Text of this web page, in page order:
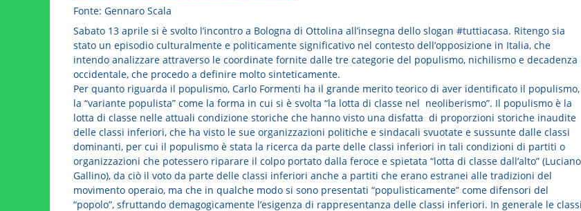
Fonte: Gennaro Scala
Sabato 13 aprile si è svolto l’incontro a Bologna di Ottolina all’insegna dello slogan #tuttiacasa. Ritengo sia
stato un episodio culturalmente e politicamente significativo nel contesto dell’opposizione in Italia, che
intendo analizzare attraverso le coordinate fornite dalle tre categorie del populismo, nichilismo e decadenza
occidentale, che procedo a definire molto sinteticamente.
Per quanto riguarda il populismo, Carlo Formenti ha il grande merito teorico di aver identificato il populismo,
la “variante populista” come la forma in cui si è svolta “la lotta di classe nel neoliberismo”. Il populismo è la
lotta di classe nelle attuali condizione storiche che hanno visto una disfatta di proporzioni storiche inaudite
delle classi inferiori, che ha visto le sue organizzazioni politiche e sindacali svuotate e sussunte dalle classi
dominanti, per cui il populismo è stata la ricerca da parte delle classi inferiori in tali condizioni di partiti o
organizzazioni che potessero riparare il colpo portato dalla feroce e spietata “lotta di classe dall’alto” (Luciano
Gallino), da ciò il voto da parte delle classi inferiori anche a partiti che erano estranei alle tradizioni del
movimento operaio, ma che in qualche modo si sono presentati “populisticamente” come difensori del
“popolo”, sfruttando demagogicamente l’esigenza di rappresentanza delle classi inferiori. In generale le classi